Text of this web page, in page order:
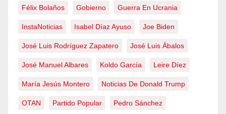
Félix Bolaños Gobierno Guerra En Ucrania
InstaNoticias Isabel Díaz Ayuso Joe Biden
José Luis Rodríguez Zapatero José Luis Ábalos
José Manuel Albares Koldo García Leire Díez
María Jesús Montero Noticias De Donald Trump
OTAN Partido Popular Pedro Sánchez